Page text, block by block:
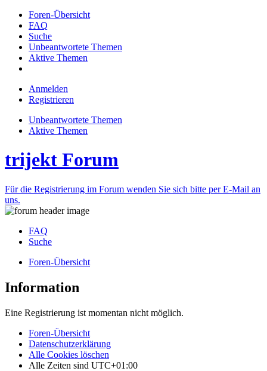
Foren-Übersicht
FAQ
Suche
Unbeantwortete Themen
Aktive Themen
Anmelden
Registrieren
Unbeantwortete Themen
Aktive Themen
trijekt Forum
Für die Registrierung im Forum wenden Sie sich bitte per E-Mail an
uns.
FAQ
Suche
Foren-Übersicht
Information
Eine Registrierung ist momentan nicht möglich.
Foren-Übersicht
Datenschutzerklärung
Alle Cookies löschen
Alle Zeiten sind UTC+01:00